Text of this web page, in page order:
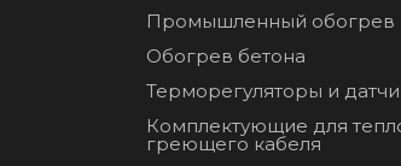
Промышленный обогрев
Обогрев бетона
Терморегуляторы и
Комплектующие для
греющего кабеля